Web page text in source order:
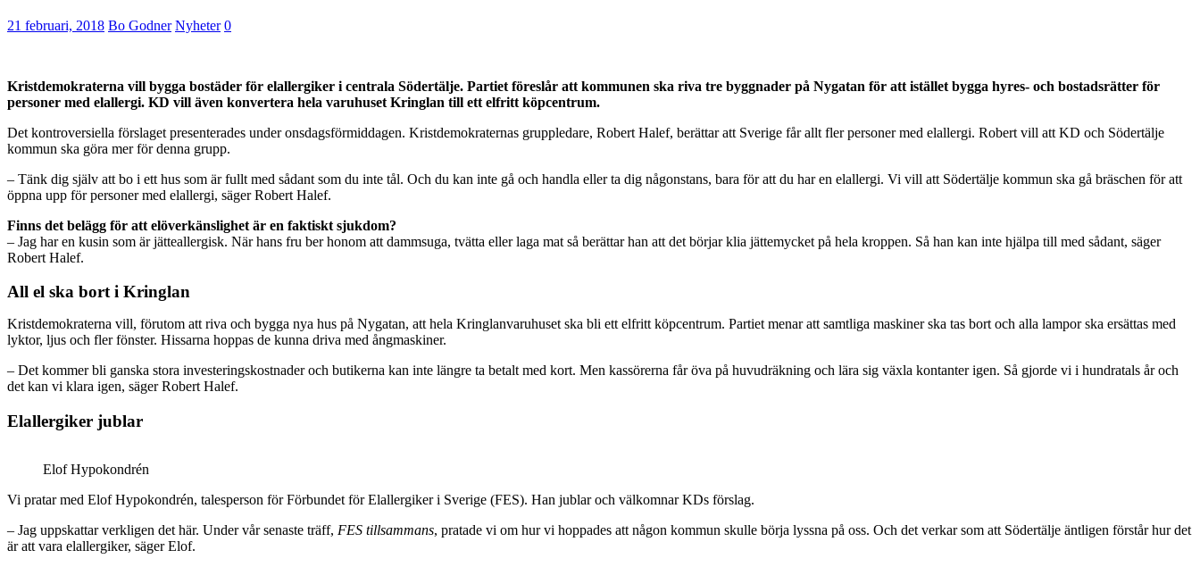
21 februari, 2018 Bo Godner Nyheter 0
Kristdemokraterna vill bygga bostäder för elallergiker i centrala Södertälje. Partiet föreslår att kommunen ska riva tre byggnader på Nygatan för att istället bygga hyres- och bostadsrätter för
personer med elallergi. KD vill även konvertera hela varuhuset Kringlan till ett elfritt köpcentrum.
Det kontroversiella förslaget presenterades under onsdagsförmiddagen. Kristdemokraternas gruppledare, Robert Halef, berättar att Sverige får allt fler personer med elallergi. Robert vill att KD och Södertälje
kommun ska göra mer för denna grupp.
– Tänk dig själv att bo i ett hus som är fullt med sådant som du inte tål. Och du kan inte gå och handla eller ta dig någonstans, bara för att du har en elallergi. Vi vill att Södertälje kommun ska gå bräschen för att
öppna upp för personer med elallergi, säger Robert Halef.
Finns det belägg för att elöverkänslighet är en faktiskt sjukdom?
– Jag har en kusin som är jätteallergisk. När hans fru ber honom att dammsuga, tvätta eller laga mat så berättar han att det börjar klia jättemycket på hela kroppen. Så han kan inte hjälpa till med sådant, säger
Robert Halef.
All el ska bort i Kringlan
Kristdemokraterna vill, förutom att riva och bygga nya hus på Nygatan, att hela Kringlanvaruhuset ska bli ett elfritt köpcentrum. Partiet menar att samtliga maskiner ska tas bort och alla lampor ska ersättas med
lyktor, ljus och fler fönster. Hissarna hoppas de kunna driva med ångmaskiner.
– Det kommer bli ganska stora investeringskostnader och butikerna kan inte längre ta betalt med kort. Men kassörerna får öva på huvudräkning och lära sig växla kontanter igen. Så gjorde vi i hundratals år och
det kan vi klara igen, säger Robert Halef.
Elallergiker jublar
Elof Hypokondrén
Vi pratar med Elof Hypokondrén, talesperson för Förbundet för Elallergiker i Sverige (FES). Han jublar och välkomnar KDs förslag.
– Jag uppskattar verkligen det här. Under vår senaste träff, FES tillsammans, pratade vi om hur vi hoppades att någon kommun skulle börja lyssna på oss. Och det verkar som att Södertälje äntligen förstår hur det
är att vara elallergiker, säger Elof.